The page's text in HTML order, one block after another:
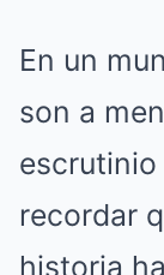
En un
son a
recordar
historia